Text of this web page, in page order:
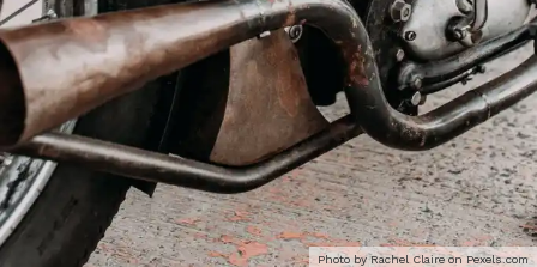
Photo by Rachel Claire onPexels.com